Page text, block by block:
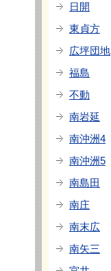
日開
東貞方
広坪団地
福島
不動
南岩延
南沖洲4
南沖洲5
南島田
南庄
南末広
南矢三